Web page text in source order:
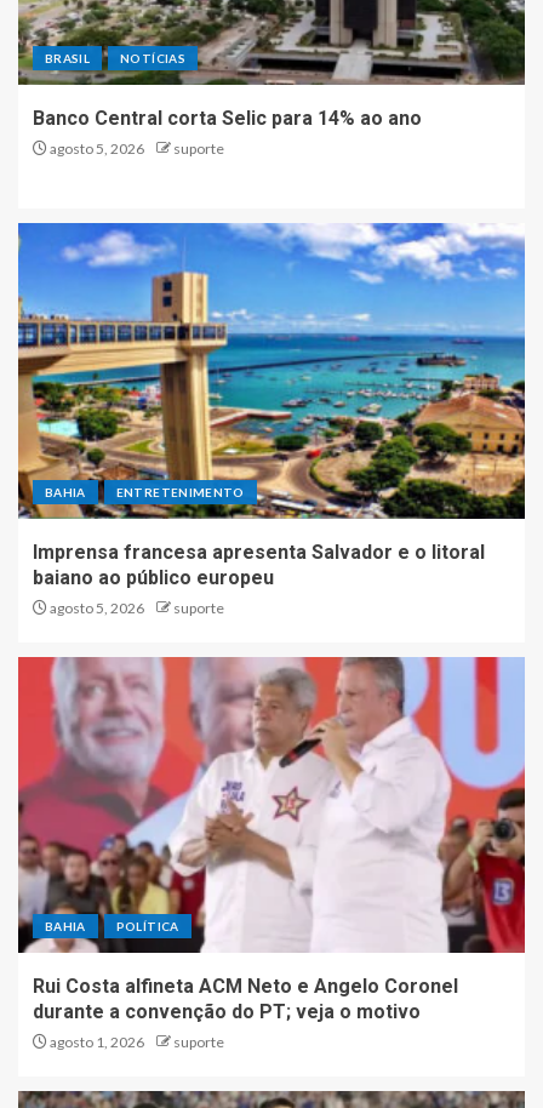
BRASIL NOTÍCIAS
Banco Central corta Selic para 14% ao ano
agosto 5, 2026 suporte
BAHIA ENTRETENIMENTO
Imprensa francesa apresenta Salvador e o litoral
baiano ao público europeu
agosto 5, 2026 suporte
BAHIA POLÍTICA
Rui Costa alfineta ACM Neto e Angelo Coronel
durante a convenção do PT; veja o motivo
agosto 1, 2026 suporte